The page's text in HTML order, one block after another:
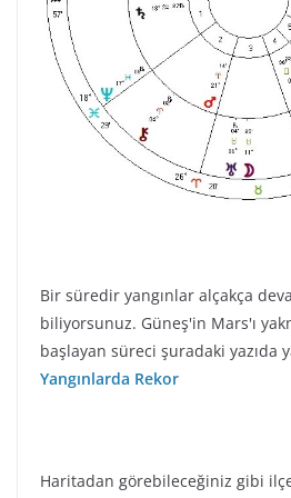
Bir süredir yangınlar alçakça
biliyorsunuz. Güneş'in Mars'ı
başlayan süreci şuradaki yazıda
Yangınlarda Rekor
Haritadan görebileceğiniz gibi